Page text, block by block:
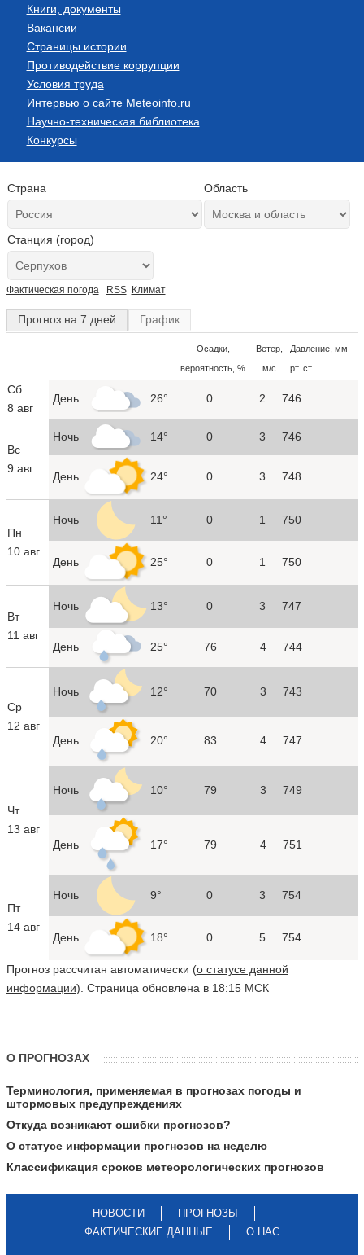
Книги, документы
Вакансии
Страницы истории
Противодействие коррупции
Условия труда
Интервью о сайте Meteoinfo.ru
Научно-техническая библиотека
Конкурсы
Страна Область
Станция (город)
Фактическая погода RSS Климат
Прогноз на 7 дней График
Осадки,
вероятность, %
Ветер,
м/с
Давление, мм
рт. ст.
Сб
8 авг
День 26° 0 2 746
Вс
9 авг
Ночь 14° 0 3 746
День 24° 0 3 748
Пн
10 авг
Ночь 11° 0 1 750
День 25° 0 1 750
Вт
11 авг
Ночь 13° 0 3 747
День 25° 76 4 744
Ср
12 авг
Ночь 12° 70 3 743
День 20° 83 4 747
Чт
13 авг
Ночь 10° 79 3 749
День 17° 79 4 751
Пт
14 авг
Ночь 9° 0 3 754
День 18° 0 5 754
Прогноз рассчитан автоматически (о статусе данной
информации). Страница обновлена в 18:15 МСК
О ПРОГНОЗАХ
Терминология, применяемая в прогнозах погоды и
штормовых предупреждениях
Откуда возникают ошибки прогнозов?
О статусе информации прогнозов на неделю
Классификация сроков метеорологических прогнозов
НОВОСТИ
ПРОГНОЗЫ
ФАКТИЧЕСКИЕ ДАННЫЕ
О НАС